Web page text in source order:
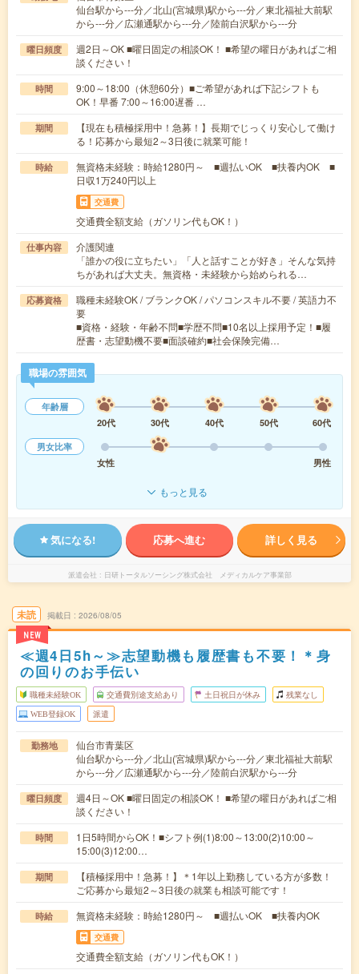
仙台駅から---分／北山(宮城県)駅から---分／東北福祉大前駅
から---分／広瀬通駅から---分／陸前白沢駅から---分
曜日頻度
週2日～OK ■曜日固定の相談OK！ ■希望の曜日があればご相
談ください！
時間
9:00～18:00（休憩60分）■ご希望があれば下記シフトも
OK！早番 7:00～16:00遅番 …
期間
【現在も積極採用中！急募！】長期でじっくり安心して働け
る！応募から最短2～3日後に就業可能！
時給
無資格未経験：時給1280円～ ■週払いOK ■扶養内OK ■
日収1万240円以上
交通費
交通費全額支給（ガソリン代もOK！）
仕事内容
介護関連
「誰かの役に立ちたい」「人と話すことが好き」そんな気持
ちがあれば大丈夫。無資格・未経験から始められる…
応募資格
職種未経験OK / ブランクOK / パソコンスキル不要 / 英語力不
要
■資格・経験・年齢不問■学歴不問■10名以上採用予定！■履
歴書・志望動機不要■面談確約■社会保険完備…
職場の雰囲気
年齢層
20代
30代 40代 50代
60代
男女比率
女性
男性
もっと見る
気になる! 応募へ進む 詳しく見る
派遣会社 日研トータルソーシング株式会社 メディカルケア事業部
未読
NEW
掲載日 2026/08/05
≪週4日5h～≫志望動機も履歴書も不要！＊身
の回りのお手伝い
職種未経験OK 交通費別途支給あり 土日祝日が休み 残業なし
WEB登録OK 派遣
勤務地
仙台市青葉区
仙台駅から---分／北山(宮城県)駅から---分／東北福祉大前駅
から---分／広瀬通駅から---分／陸前白沢駅から---分
曜日頻度
週4日～OK ■曜日固定の相談OK！ ■希望の曜日があればご相
談ください！
時間
1日5時間からOK！■シフト例(1)8:00～13:00(2)10:00～
15:00(3)12:00…
期間
【積極採用中！急募！】＊1年以上勤務している方が多数！
ご応募から最短2～3日後の就業も相談可能です！
時給 無資格未経験：時給1280円～ ■週払いOK ■扶養内OK
交通費
交通費全額支給（ガソリン代もOK！）